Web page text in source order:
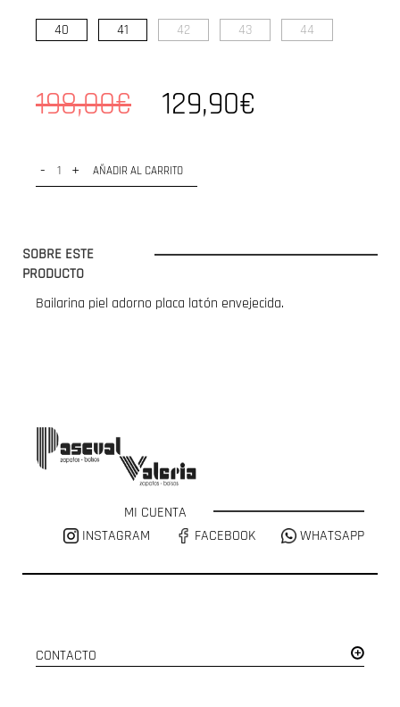
40 41 42 43 44
198,00€ 129,90€
- + AÑADIR AL CARRITO
SOBRE ESTE
PRODUCTO
Bailarina piel adorno placa latón envejecida.
MI CUENTA
INSTAGRAM
FACEBOOK WHATSAPP
CONTACTO